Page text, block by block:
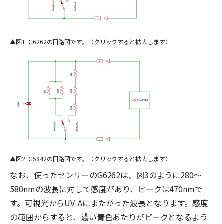
図1. G6262の回路図です。（クリックすると拡大します）
図2. G5842の回路図です。（クリックすると拡大します）
なお、使ったセンサーのG6262は、図3のように280〜
580nmの波長に対して感度があり、ピークは470nmで
す。可視光からUV-Aにまたがった波長となります。感度
の範囲からすると、濃い青色あたりがピークとなるよう